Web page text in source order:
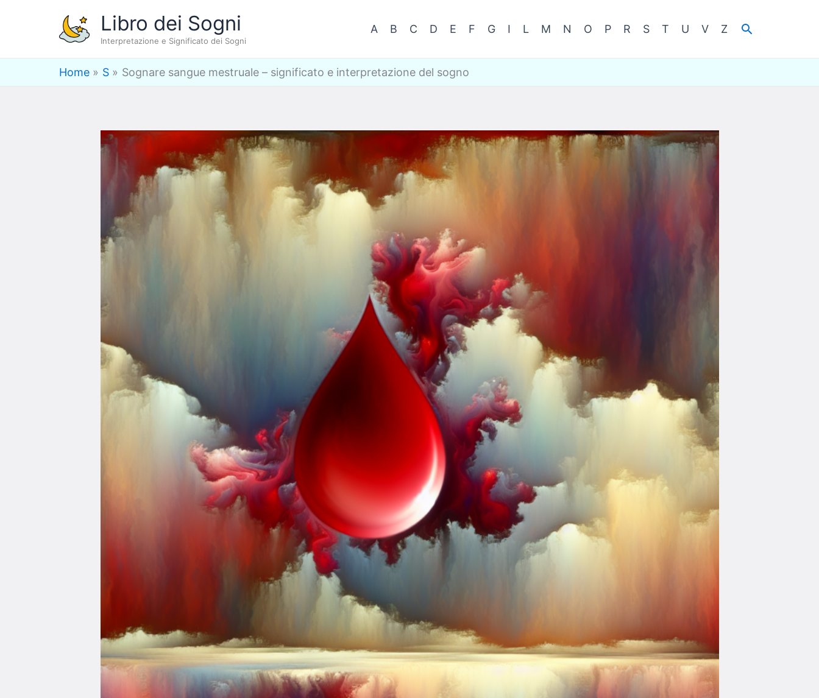
Libro dei Sogni
Interpretazione e Significato dei Sogni
A B C D E F G I L M N O P R S T U V Z Cerca
Home S Sognare sangue mestruale – significato e interpretazione del sogno